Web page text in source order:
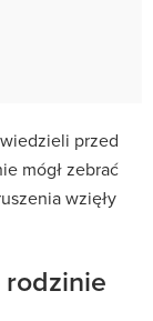
przed
mógł zebrać
wzięły
rodzinie